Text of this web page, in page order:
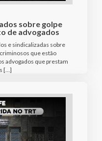
sobre golpe
de advogados
e sindicalizadas sobre
que estão
advogados que prestam
[…]